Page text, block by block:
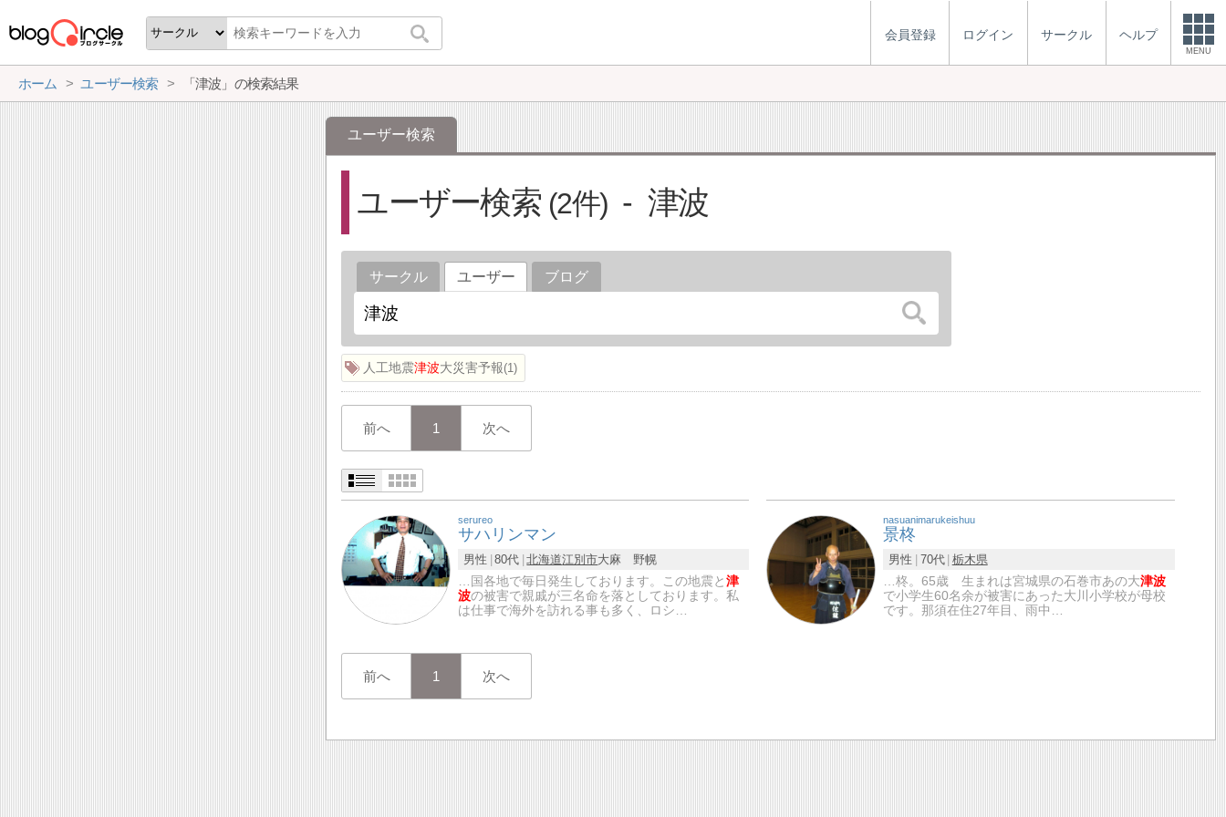
会員登録 ログイン サークル ヘルプ
MENU
ホーム ユーザー検索 「津波」の検索結果
ユーザー検索
ユーザー検索 2 津波
サークル ユーザー ブログ
人工地震津波大災害予報 1
前へ 1 次へ
serureo
サハリンマン
男性 80代 北海道江別市大麻 野幌
…国各地で毎日発生しております。この地震と 津
波の被害で親戚が三名命を落としております。私
は仕事で海外を訪れる事も多く、ロシ…
nasuanimarukeishuu
景柊
男性 70代 栃木県
…柊。65歳 生まれは宮城県の石巻市あの大津波
で小学生60名余が被害にあった大川小学校が母校
です。那須在住27年目、雨中…
前へ 1 次へ